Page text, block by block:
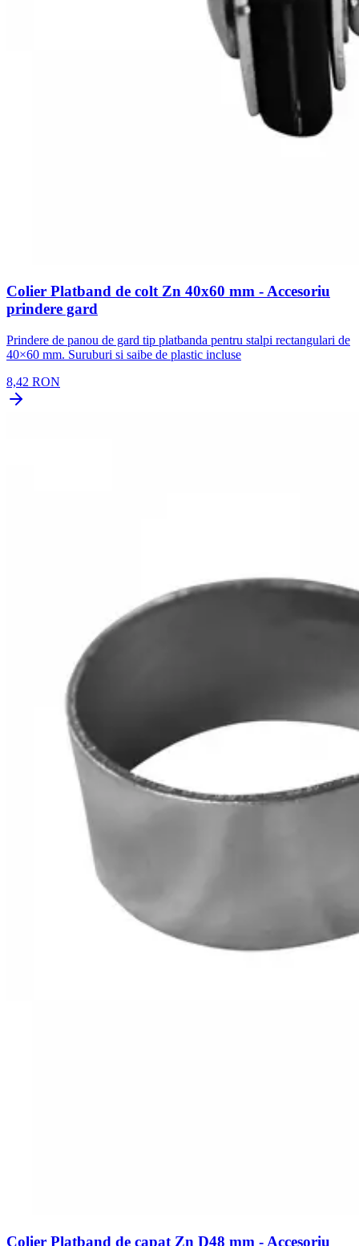
Colier Platband de colt Zn 40x60 mm - Accesoriu
prindere gard
Prindere de panou de gard tip platbanda pentru stalpi rectangulari de
40×60 mm. Suruburi si saibe de plastic incluse
8,42 RON
Colier Platband de capat Zn D48 mm - Accesoriu